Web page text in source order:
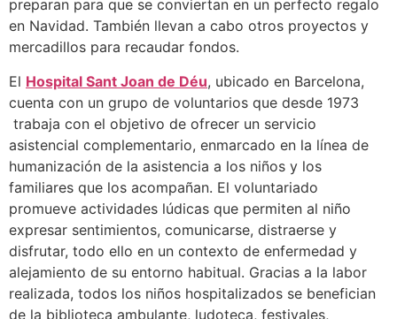
preparan para que se conviertan en un perfecto regalo
en Navidad. También llevan a cabo otros proyectos y
mercadillos para recaudar fondos.
El Hospital Sant Joan de Déu, ubicado en Barcelona,
cuenta con un grupo de voluntarios que desde 1973
trabaja con el objetivo de ofrecer un servicio
asistencial complementario, enmarcado en la línea de
humanización de la asistencia a los niños y los
familiares que los acompañan. El voluntariado
promueve actividades lúdicas que permiten al niño
expresar sentimientos, comunicarse, distraerse y
disfrutar, todo ello en un contexto de enfermedad y
alejamiento de su entorno habitual. Gracias a la labor
realizada, todos los niños hospitalizados se benefician
de la biblioteca ambulante, ludoteca, festivales,